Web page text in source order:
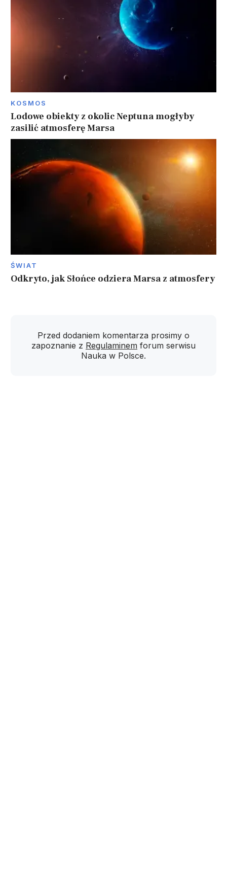
KOSMOS
Lodowe obiekty z okolic Neptuna mogłyby
zasilić atmosferę Marsa
ŚWIAT
Odkryto, jak Słońce odziera Marsa z atmosfery
Przed dodaniem komentarza prosimy o
zapoznanie z Regulaminem forum serwisu
Nauka w Polsce.